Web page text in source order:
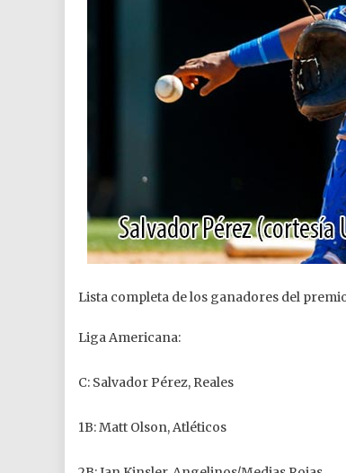
Lista completa de los ganadores del
Liga Americana:
C: Salvador Pérez, Reales
1B: Matt Olson, Atléticos